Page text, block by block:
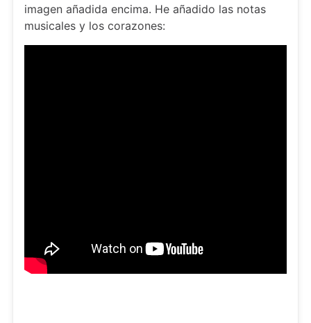
imagen añadida encima. He añadido las notas
musicales y los corazones: